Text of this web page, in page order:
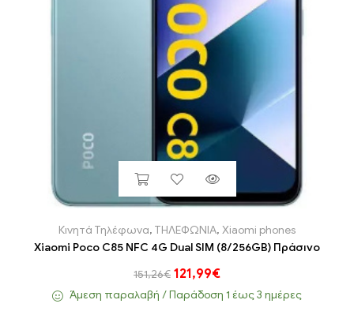
Κινητά Τηλέφωνα, ΤΗΛΕΦΩΝΙΑ, Xiaomi phones
Xiaomi Poco C85 NFC 4G Dual SIM (8/256GB) Πράσινο
151,26€ 121,99€
Άμεση παραλαβή / Παράδoση 1 έως 3 ημέρες